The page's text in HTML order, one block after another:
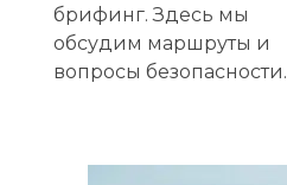
брифинг. Здесь мы
обсудим маршруты и
вопросы безопасности.